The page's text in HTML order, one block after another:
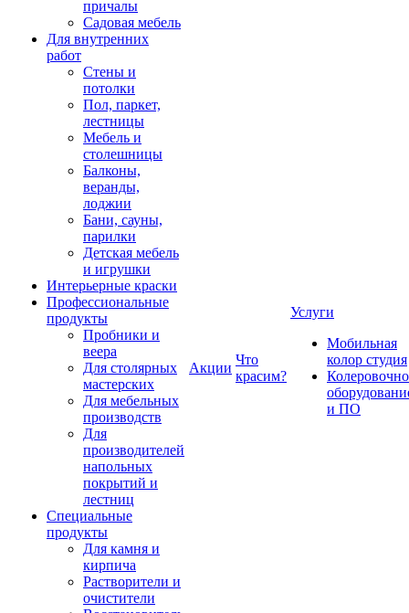
причалы
Садовая мебель
Для внутренних
работ
Стены и
потолки
Пол, паркет,
лестницы
Мебель и
столешницы
Балконы,
веранды,
лоджии
Бани, сауны,
парилки
Детская мебель
и игрушки
Интерьерные краски
Профессиональные
продукты
Пробники и
веера
Для столярных
мастерских
Для мебельных
производств
Для
производителей
напольных
покрытий и
лестниц
Специальные
продукты
Для камня и
кирпича
Растворители и
очистители
Акции
Что
красим?
Услуги
Мобильная
колор студия
и ПО